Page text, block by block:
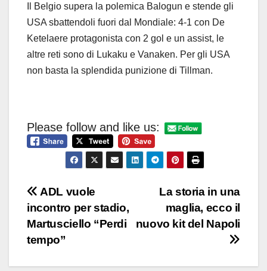
Il Belgio supera la polemica Balogun e stende gli
USA sbattendoli fuori dal Mondiale: 4-1 con De
Ketelaere protagonista con 2 gol e un assist, le
altre reti sono di Lukaku e Vanaken. Per gli USA
non basta la splendida punizione di Tillman.
Please follow and like us:
Navigazione
articoli
La storia in una
maglia, ecco il
nuovo kit del Napoli
ADL vuole
incontro per stadio,
Martusciello “Perdi
tempo”